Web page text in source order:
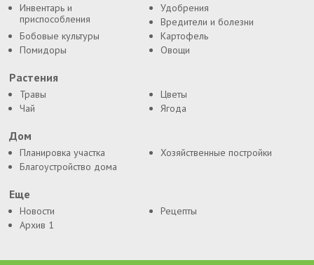
Инвентарь и
приспособления
Удобрения
Вредители и болезни
Бобовые культуры
Картофель
Помидоры
Овощи
Растения
Травы
Цветы
Чай
Ягода
Дом
Планировка участка
Хозяйственные постройки
Благоустройство дома
Еще
Новости
Рецепты
Архив 1